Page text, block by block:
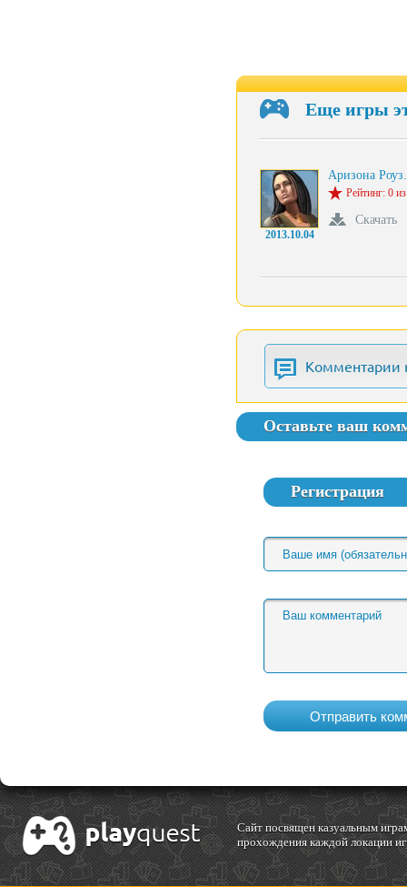
Еще игры
2013.10.04
Аризона
Рейтинг: 0
Скачать
Комментарии
Оставьте ваш
Регистрация
Cайт посвящен казуальным
прохождения каждой локации